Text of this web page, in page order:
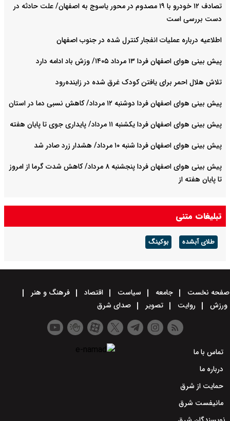
تصادف ۱۲ خودرو با ۱۹ مصدوم در محور یاسوج به اصفهان/ علت حادثه در
دست بررسی است
اطلاعیه درباره عملیات انفجار کنترل شده در جنوب اصفهان
پیش بینی هوای اصفهان فردا ۱۳ مرداد ۱۴۰۵/ وزش باد ادامه دارد
تلاش هلال احمر برای یافتن کودک غرق شده در زاینده‌رود
پیش بینی هوای اصفهان فردا دوشنبه ۱۲ مرداد/ کاهش نسبی دما در استان
پیش بینی هوای اصفهان فردا یکشنبه ۱۱ مرداد/ پایداری جوی تا پایان هفته
پیش بینی هوای اصفهان فردا شنبه ۱۰ مرداد/ هشدار زرد صادر شد
پیش بینی هوای اصفهان فردا پنجشنبه ۸ مرداد/ کاهش شدت گرما از امروز
تا پایان هفته از
تبلیغات متنی
طلای آبشده بوکینگ
صفحه نخست جامعه سیاست اقتصاد
فرهنگ و هنر
ورزش
روایت تصویر صدای شرق
تماس با ما
درباره ما
حمایت از شرق
مانیفست شرق